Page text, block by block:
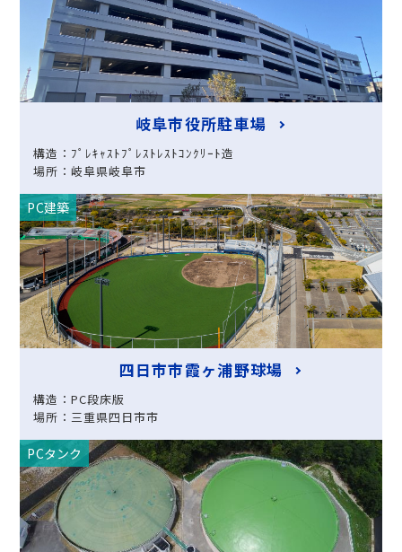
岐阜市役所駐車場
構造：ﾌﾟﾚｷｬｽﾄﾌﾟﾚｽﾄﾚｽﾄｺﾝｸﾘｰﾄ造
場所：岐阜県岐阜市
PC建築
四日市市霞ヶ浦野球場
構造：PC段床版
場所：三重県四日市市
PCタンク